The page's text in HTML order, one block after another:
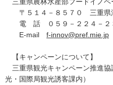
〒５１４－８５７０ 三重県
電 話 ０５９－２２４－２
E-mail f-innov@pref.mie.jp
【キャンペーンについて】
三重県観光キャンペーン推進協
光・国際局観光誘客課内）